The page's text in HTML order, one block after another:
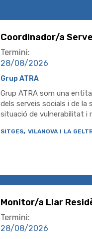
Coordinador/a
Termini:
28/08/2026
Grup ATRA
Grup ATRA som una
dels serveis socials i de
situació de vulnerabilitat i
sitges, vilanova i la
Monitor/a Llar
Termini:
28/08/2026